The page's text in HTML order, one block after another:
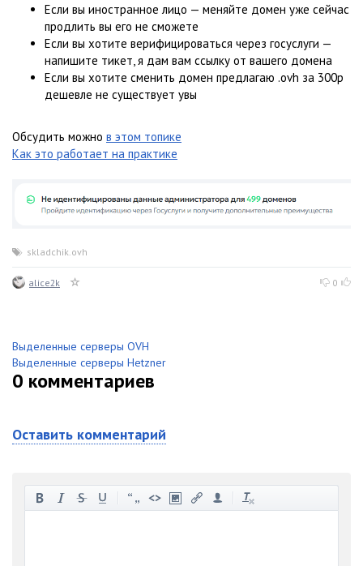
Если вы иностранное лицо — меняйте домен уже сейчас
продлить вы его не сможете
Если вы хотите верифицироваться через госуслуги —
напишите тикет, я дам вам ссылку от вашего домена
Если вы хотите сменить домен предлагаю .ovh за 300р
дешевле не существует увы
Обсудить можно в этом топике
Как это работает на практике
skladchik.ovh
alice2k 0
Выделенные серверы OVH
Выделенные серверы Hetzner
0 комментариев
Оставить комментарий